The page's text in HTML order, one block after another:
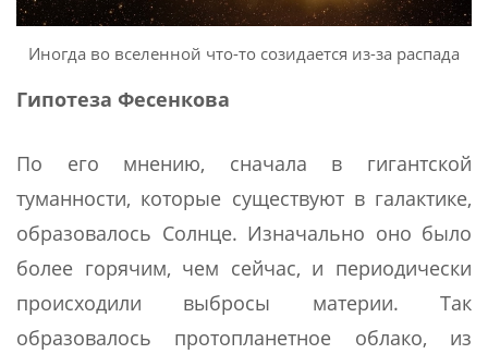
Иногда во вселенной что-то созидается из-за распада
Гипотеза Фесенкова
По его мнению, сначала в гигантской
туманности, которые существуют в галактике,
образовалось Солнце. Изначально оно было
более горячим, чем сейчас, и периодически
происходили выбросы материи. Так
образовалось протопланетное облако, из